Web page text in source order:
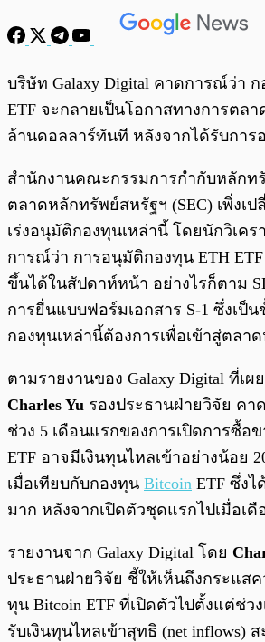
บริษัท Galaxy Digital คาดการณ์ว่า
ETF จะกลายเป็นโอกาสทางการตล
ล้านดอลลาร์ทันที หลังจากได้รับการ
สำนักงานคณะกรรมการกำกับหลักท
ตลาดหลักทรัพย์สหรัฐฯ (SEC) เพิ่งเ
เร่งอนุมัติกองทุนเหล่านี้ โดยนักวิเค
การณ์ว่า การอนุมัติกองทุน ETH
ขึ้นได้ในสัปดาห์หน้า อย่างไรก็ตาม
การยื่นแบบฟอร์มเอกสาร S-1 ซึ่งเป็
กองทุนเหล่านี้ต้องการเพื่อเข้าสู่ตลา
ตามรายงานของ Galaxy Digital ที่เ
Charles Yu รองประธานฝ่ายวิจัย ค
ช่วง 5 เดือนแรกของการเปิดการซื้อ
ETF อาจมีเงินทุนไหลเข้าอย่างน้อย
เมื่อเทียบกับกองทุน Bitcoin ETF ซึ่ง
มาก หลังจากเปิดตัวชุดแรกไปเมื่อเ
รายงานจาก Galaxy Digital โดย
ประธานฝ่ายวิจัย ชี้ให้เห็นถึงกระแส
ทุน Bitcoin ETF ที่เปิดตัวไปตั้งแต่ช่ว
รับเงินทุนไหลเข้าสุทธิ (net inflows)